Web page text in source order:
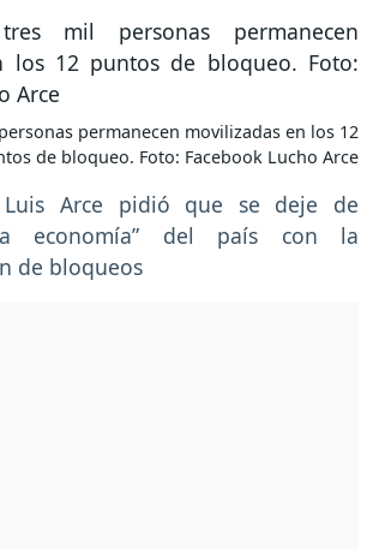
permanecen movilizadas en los 12
de bloqueo. Foto: Facebook Lucho Arce
Luis Arce pidió que se deje de
economía” del país con la
de bloqueos